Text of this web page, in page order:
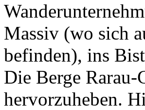
Massiv (wo sich
befinden), ins
Die Berge Rarau-
hervorzuheben.